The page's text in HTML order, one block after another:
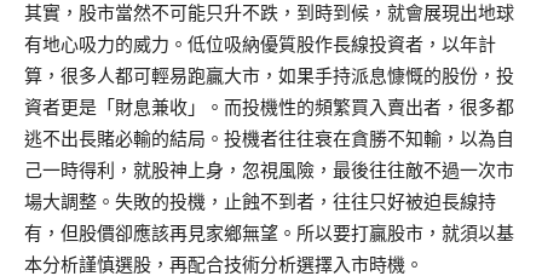
其實，股市當然不可能只升不跌，到時到候，就會展現出地球
有地心吸力的威力。低位吸納優質股作長線投資者，以年計
算，很多人都可輕易跑贏大市，如果手持派息慷慨的股份，投
資者更是「財息兼收」。而投機性的頻繁買入賣出者，很多都
逃不出長賭必輸的結局。投機者往往衰在貪勝不知輸，以為自
己一時得利，就股神上身，忽視風險，最後往往敵不過一次市
場大調整。失敗的投機，止蝕不到者，往往只好被迫長線持
有，但股價卻應該再見家鄉無望。所以要打贏股市，就須以基
本分析謹慎選股，再配合技術分析選擇入市時機。